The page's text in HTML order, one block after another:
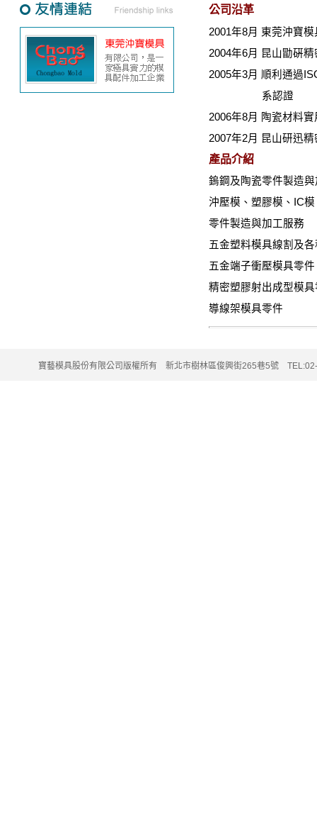
公司沿革
2001年8月 東莞沖寶
2004年6月 昆山勖硏
2005年3月 順利通過
系認證
2006年8月 陶瓷材料
2007年2月 昆山研迅
產品介紹
鎢鋼及陶瓷零件製造
沖壓模、塑膠模、IC
零件製造與加工服務
五金塑料模具線割及
五金端子衝壓模具零件
精密塑膠射出成型模具
導線架模具零件
寶藝模具股份有限公司版權所有 新北市樹林區俊興街265巷5號